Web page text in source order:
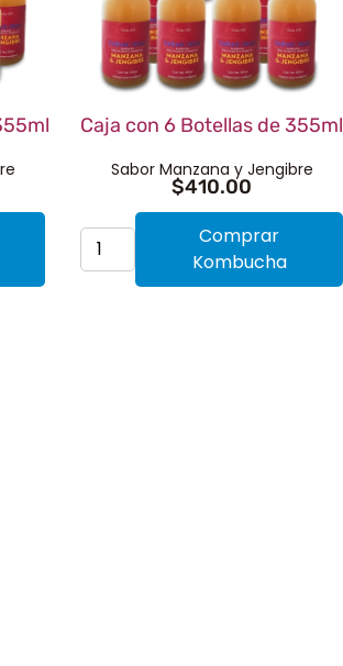
Caja con 6 Botellas de 355ml
Sabor Manzana y Jengibre
$410.00
Comprar
Kombucha